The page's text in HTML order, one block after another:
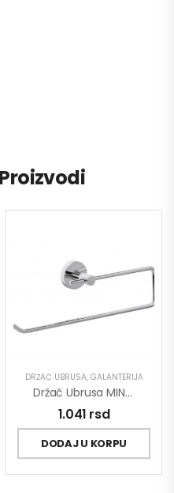
DRŽAČ UBRUSA, GALANTERIJA
Držač Ubrusa MINOTTI 50733A
1.041 rsd
DODAJ U KORPU